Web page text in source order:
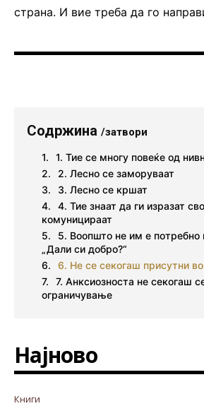
страна. И вие треба да го
Содржина /затвори
1. Тие се многу повеќе од
2. Лесно се заморуваат
3. Лесно се кршат
4. Тие знаат да ги изразат
комуницираат
5. Воопшто не им е
„Дали си добро?“
6. Не се секогаш присутни
7. Анксиозноста не секогаш
ограничување
Најново
Книги